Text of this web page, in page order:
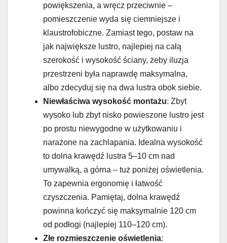
powiększenia, a wręcz przeciwnie –
pomieszczenie wyda się ciemniejsze i
klaustrofobiczne. Zamiast tego, postaw na
jak największe lustro, najlepiej na całą
szerokość i wysokość ściany, żeby iluzja
przestrzeni była naprawdę maksymalna,
albo zdecyduj się na dwa lustra obok siebie.
Niewłaściwa wysokość montażu: Zbyt
wysoko lub zbyt nisko powieszone lustro jest
po prostu niewygodne w użytkowaniu i
narażone na zachlapania. Idealna wysokość
to dolna krawędź lustra 5–10 cm nad
umywalką, a górna – tuż poniżej oświetlenia.
To zapewnia ergonomię i łatwość
czyszczenia. Pamiętaj, dolna krawędź
powinna kończyć się maksymalnie 120 cm
od podłogi (najlepiej 110–120 cm).
Złe rozmieszczenie oświetlenia: